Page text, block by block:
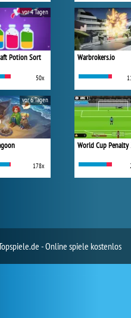
Potion Sort
50x
vor 4 Tagen
178x
vor 6 Tagen
Warbrokers.io
World Cup
- Online spiele kostenlos